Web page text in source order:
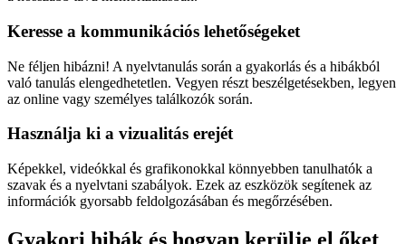
Keresse a kommunikációs lehetőségeket
Ne féljen hibázni! A nyelvtanulás során a gyakorlás és a hibákból
való tanulás elengedhetetlen. Vegyen részt beszélgetésekben, legyen
az online vagy személyes találkozók során.
Használja ki a vizualitás erejét
Képekkel, videókkal és grafikonokkal könnyebben tanulhatók a
szavak és a nyelvtani szabályok. Ezek az eszközök segítenek az
információk gyorsabb feldolgozásában és megőrzésében.